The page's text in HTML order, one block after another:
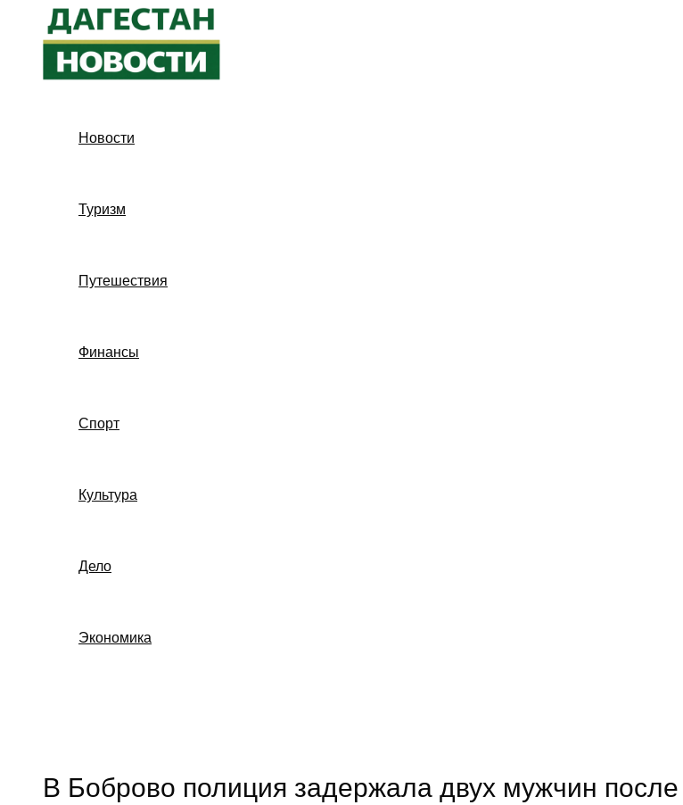
Перейти
содержимому
Новости
Туризм
Путешествия
Финансы
Спорт
Культура
Дело
Экономика
В Боброво полиция задержала двух мужчин после